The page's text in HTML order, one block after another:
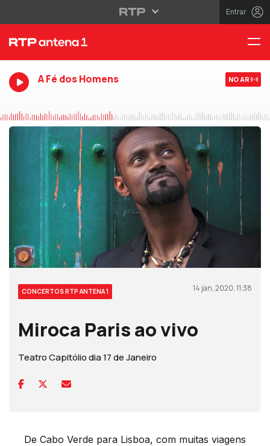
Entrar
A Fé dos Homens NO AR
CONCERTOS RTP ANTENA 1 14 jan, 2020, 11:38
Miroca Paris ao vivo
Teatro Capitólio dia 17 de Janeiro
De Cabo Verde para Lisboa, com muitas viagens